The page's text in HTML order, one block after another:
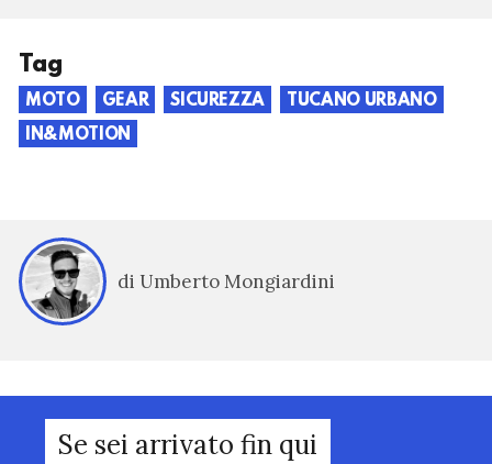
Tag
MOTO GEAR SICUREZZA
TUCANO URBANO
IN&MOTION
di Umberto Mongiardini
Se sei arrivato fin qui